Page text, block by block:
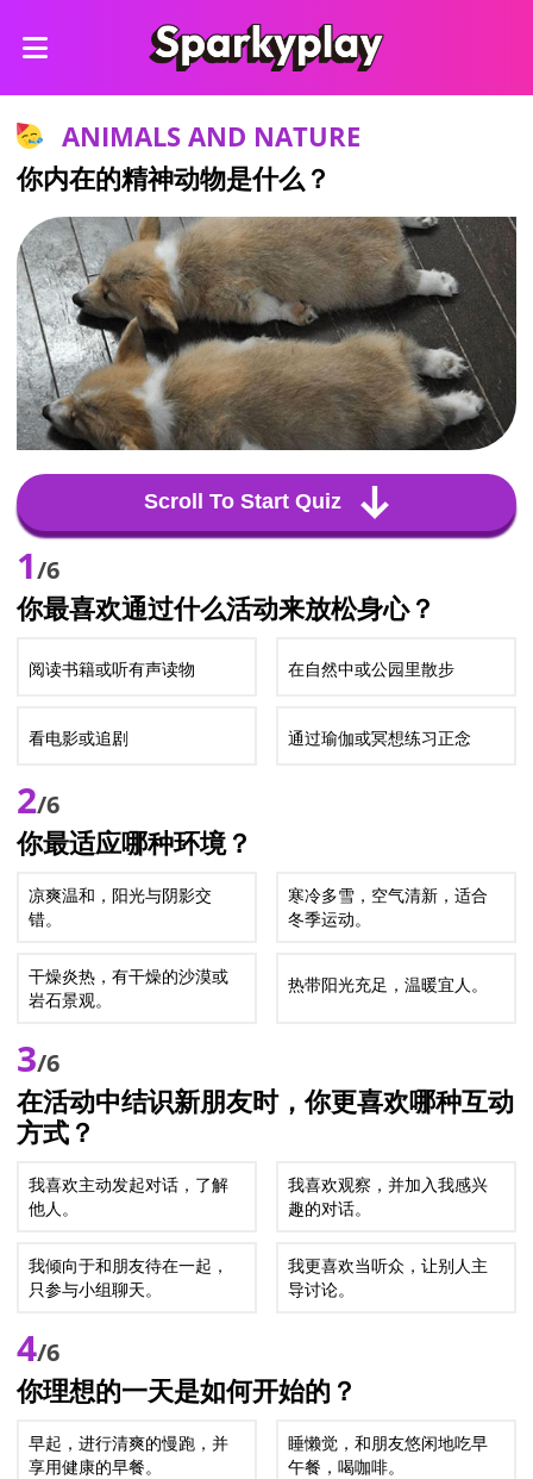
ANIMALS AND NATURE
你内在的精神动物是什么？
Scroll To Start Quiz
1/6
你最喜欢通过什么活动来放松身心？
阅读书籍或听有声读物 在自然中或公园里散步
看电影或追剧 通过瑜伽或冥想练习正念
2/6
你最适应哪种环境？
凉爽温和，阳光与阴影交
错。
寒冷多雪，空气清新，适合
冬季运动。
干燥炎热，有干燥的沙漠或
岩石景观。
热带阳光充足，温暖宜人。
3/6
在活动中结识新朋友时，你更喜欢哪种互动
方式？
我喜欢主动发起对话，了解
他人。
我喜欢观察，并加入我感兴
趣的对话。
我倾向于和朋友待在一起，
只参与小组聊天。
我更喜欢当听众，让别人主
导讨论。
4/6
你理想的一天是如何开始的？
早起，进行清爽的慢跑，并
享用健康的早餐。
睡懒觉，和朋友悠闲地吃早
午餐，喝咖啡。